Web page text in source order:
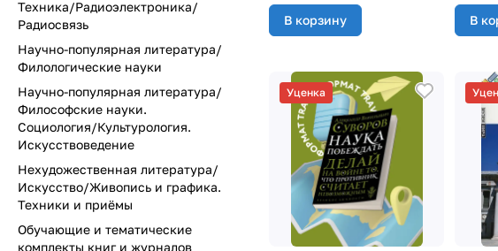
В корзину В
Уценка
Техника/Радиоэлектроника/
Радиосвязь
Научно-популярная литература/
Филологические науки
Научно-популярная литература/
Философские науки.
Социология/Культурология.
Искусствоведение
Нехудожественная литература/
Искусство/Живопись и графика.
Техники и приёмы
Обучающие и тематические
комплекты книг и журналов